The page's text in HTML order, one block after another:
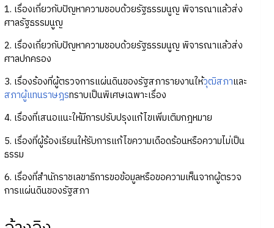
1. เรื่องเกี่ยวกับปัญหาความชอบด้วยรัฐธรรมนูญ พิจารณาแล้วส่ง
ศาลรัฐธรรมนูญ
2. เรื่องเกี่ยวกับปัญหาความชอบด้วยรัฐธรรมนูญ พิจารณาแล้วส่ง
ศาลปกครอง
3. เรื่องร้องที่ผู้ตรวจการแผ่นดินของรัฐสภารายงานให้วุฒิสภาและ
สภาผู้แทนราษฎรทราบเป็นพิเศษเฉพาะเรื่อง
4. เรื่องที่เสนอแนะให้มีการปรับปรุงแก้ไขเพิ่มเติมกฎหมาย
5. เรื่องที่ผู้ร้องเรียนให้รับการแก้ไขความเดือดร้อนหรือความไม่เป็น
ธรรม
6. เรื่องที่สำนักราชเลขาธิการขอข้อมูลหรือขอความเห็นจากผู้ตรวจ
การแผ่นดินของรัฐสภา